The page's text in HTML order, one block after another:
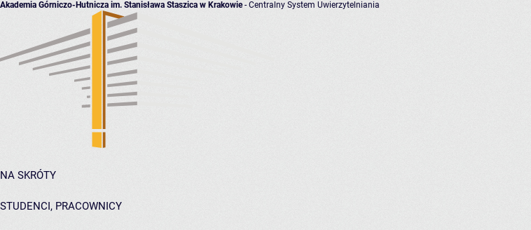
Akademia Górniczo-Hutnicza im. Stanisława Staszica w Krakowie- Centralny System Uwierzytelniania
NA SKRÓTY
STUDENCI, PRACOWNICY